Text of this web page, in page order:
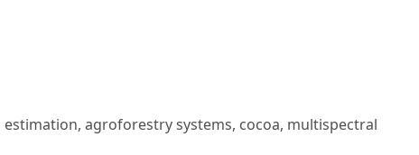
agroforestry systems, cocoa, multispectral